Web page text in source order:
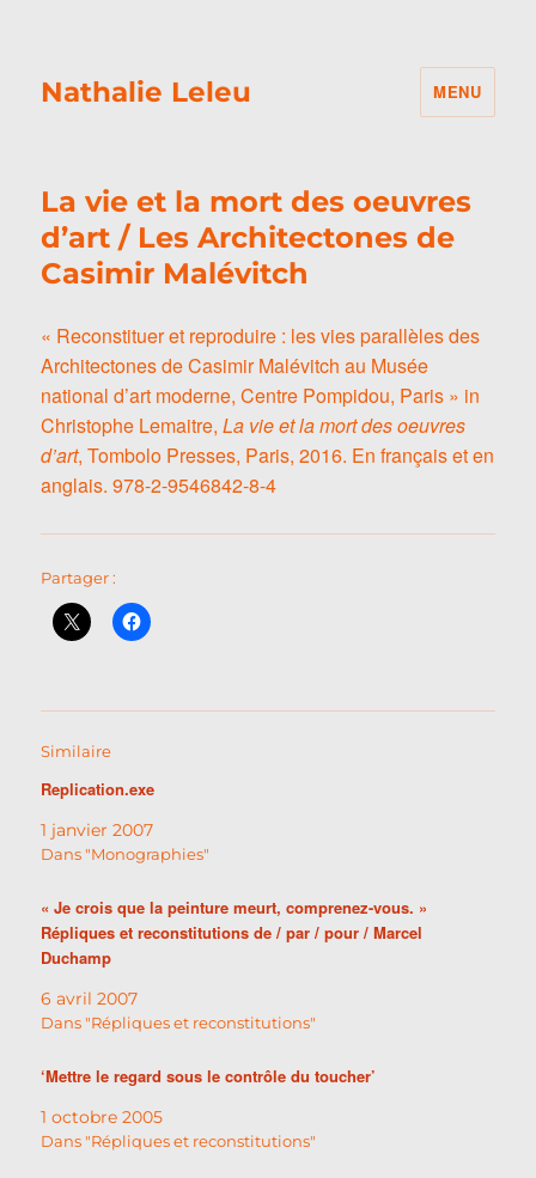
Nathalie Leleu MENU
La vie et la mort des oeuvres
d’art / Les Architectones de
Casimir Malévitch
« Reconstituer et reproduire : les vies parallèles des
Architectones de Casimir Malévitch au Musée
national d’art moderne, Centre Pompidou, Paris » in
Christophe Lemaitre,La vie et la mort des oeuvres
d’art, Tombolo Presses, Paris, 2016. En français et en
anglais. 978-2-9546842-8-4
Partager :
Similaire
Replication.exe
1 janvier 2007
Dans "Monographies"
« Je crois que la peinture meurt, comprenez-vous. »
Répliques et reconstitutions de / par / pour / Marcel
Duchamp
6 avril 2007
Dans "Répliques et reconstitutions"
‘Mettre le regard sous le contrôle du toucher’
1 octobre 2005
Dans "Répliques et reconstitutions"